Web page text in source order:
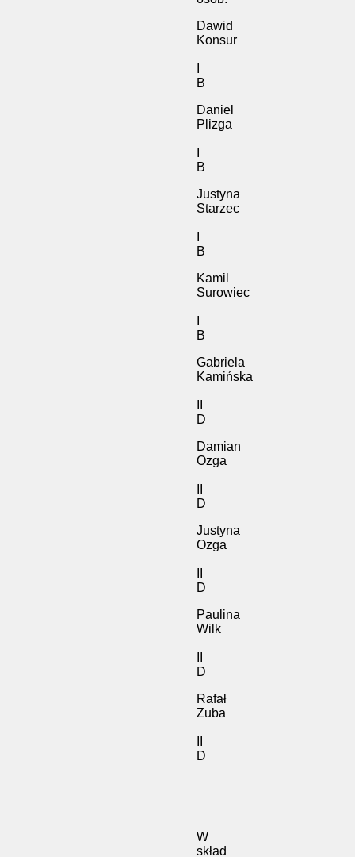
Dawid
Konsur
B
Daniel
Plizga
B
Justyna
Starzec
B
Kamil
Surowiec
B
Gabriela
Kamińska
D
Damian
Ozga
D
Justyna
Ozga
D
Paulina
Wilk
D
Rafał
Zuba
D
W
skład